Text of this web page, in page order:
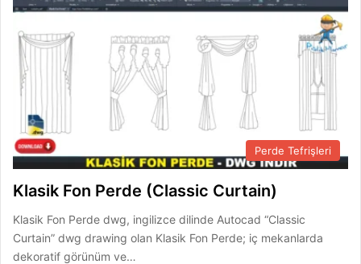
Perde Tefrişleri
Klasik Fon Perde (Classic Curtain)
Klasik Fon Perde dwg, ingilizce dilinde Autocad “Classic
Curtain” dwg drawing olan Klasik Fon Perde; iç mekanlarda
dekoratif görünüm ve…